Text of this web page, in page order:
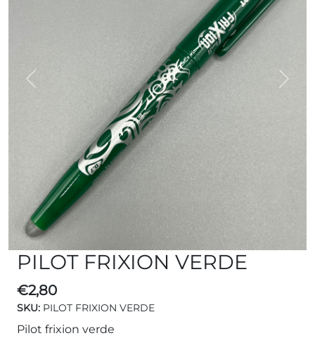
Previous Next
PILOT FRIXION VERDE
€2,80
SKU: PILOT FRIXION VERDE
Pilot frixion verde